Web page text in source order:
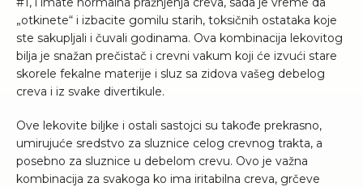
„otkinete“ i izbacite gomilu starih, toksičnih ostataka koje
ste sakupljali i čuvali godinama. Ova kombinacija lekovitog
bilja je snažan prečistač i crevni vakum koji će izvući stare
skorele fekalne materije i sluz sa zidova vašeg debelog
creva i iz svake divertikule.
Ove lekovite biljke i ostali sastojci su takođe prekrasno,
umirujuće sredstvo za sluznice celog crevnog trakta, a
posebno za sluznice u debelom crevu. Ovo je važna
kombinacija za svakoga ko ima iritabilna creva, grčeve